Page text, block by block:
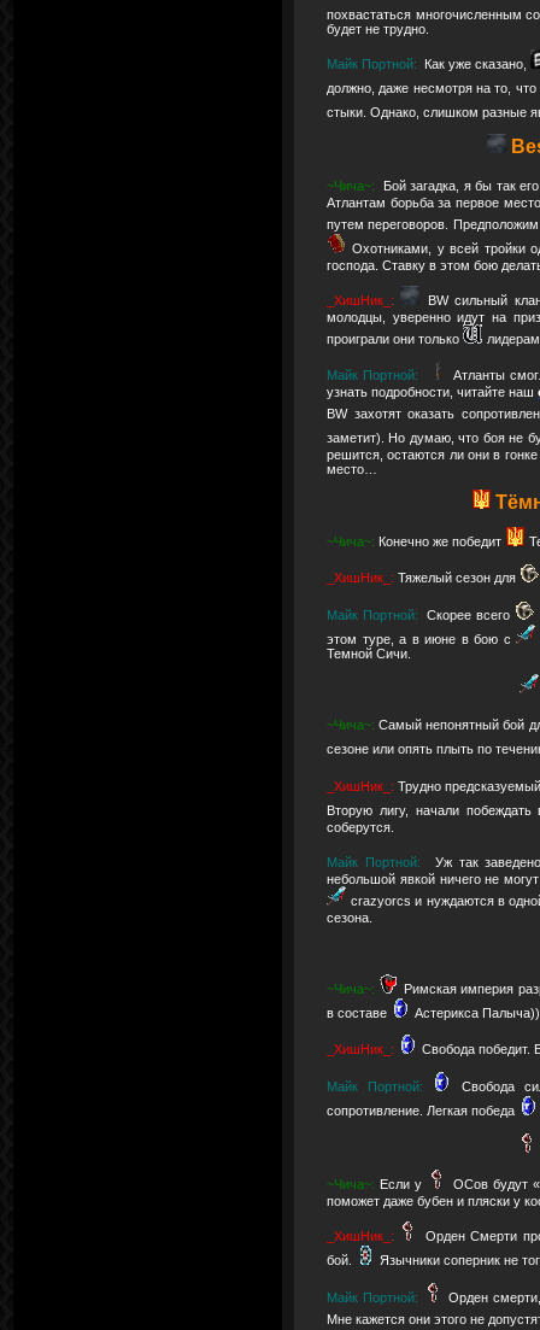
похвастаться многочисленным
будет не трудно.
Майк Портной:
Как уже сказано,
должно, даже несмотря на то,
стыки. Однако, слишком разные
~Чича~:
Бой загадка, я бы так
Атлантам борьба за первое
путем переговоров.
Охотниками, у всей тройки
господа. Ставку в этом бою
_ХишНик_:
BW сильный
молодцы, уверенно идут на
проиграли они только
Майк Портной:
Атланты
узнать подробности, читайте наш
BW захотят оказать
заметит). Но думаю, что боя не
решится, остаются ли они в
место…
~Чича~: Конечно же победит
_ХишНик_: Тяжелый сезон для
Майк Портной: Скорее всего
этом туре, а в июне в бою с
Темной Сичи.
~Чича~: Самый непонятный бой
сезоне или опять плыть по
_ХишНик_:Трудно
Вторую лигу, начали
соберутся.
Майк Портной:
Уж так
небольшой явкой ничего не
crazyorcs и нуждаются в
сезона.
~Чича~:
Римская империя
в составе
Астерикса
_ХишНик_: Свобода победит.
Майк Портной:
Свобода
сопротивление. Легкая победа
~Чича~: Если у
ОСов будут
поможет даже бубен и пляски у
_ХишНик_:
Орден Смерти
бой.
Язычники соперник не
Майк Портной:
Орден
Мне кажется они этого не